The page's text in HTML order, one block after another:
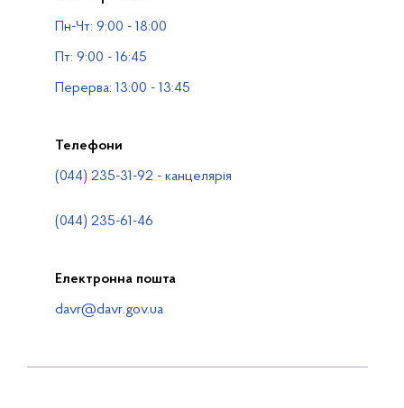
Водогосподарські організації
Пн-Чт: 9:00 - 18:00
Пт: 9:00 - 16:45
Перерва: 13:00 - 13:45
Телефони
(044) 235-31-92 - канцелярія
(044) 235-61-46
Електронна пошта
davr@davr.gov.ua